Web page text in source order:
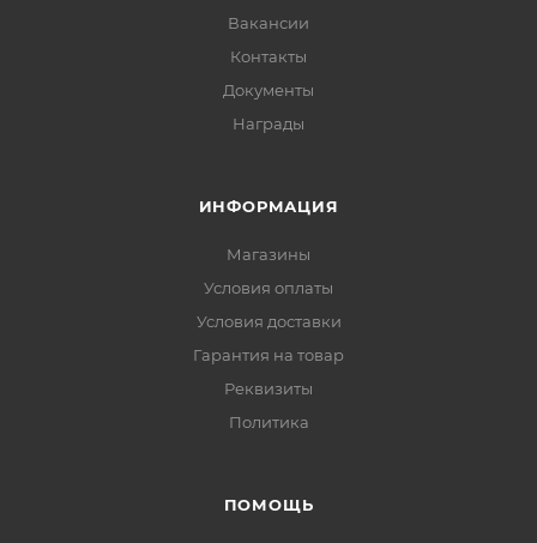
Вакансии
Контакты
Документы
Награды
ИНФОРМАЦИЯ
Магазины
Условия оплаты
Условия доставки
Гарантия на товар
Реквизиты
Политика
ПОМОЩЬ